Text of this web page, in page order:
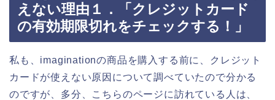
えない理由１．「クレジットカード
の有効期限切れをチェックする！」
私も、imaginationの商品を購入する前に、クレジット
カードが使えない原因について調べていたので分かる
のですが、多分、こちらのページに訪れている人は、